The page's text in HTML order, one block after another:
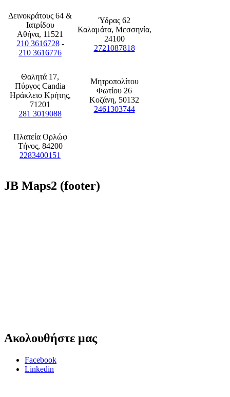
Δεινοκράτους 64 &
Ιατρίδου
Αθήνα, 11521
210 3616728-
210 3616776
Ύδρας 62
Καλαμάτα, Μεσσηνία,
24100
2721087818
Θαλητά 17,
Πύργος Candia
Ηράκλειο Κρήτης,
71201
281 3019088
Μητροπολίτου
Φωτίου 26
Κοζάνη, 50132
2461303744
Πλατεία Ορλώφ
Τήνος, 84200
2283400151
JB Maps2 (footer)
Ακολουθήστε μας
Facebook
Linkedin